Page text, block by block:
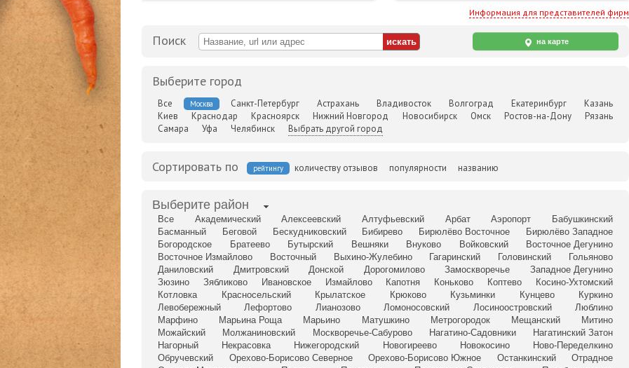
Информация для представителей фирм
Поиск на карте
Выберите город
Все Москва Санкт-Петербург Астрахань Владивосток Волгоград Екатеринбург
Казань
Киев
Краснодар Красноярск Нижний Новгород Новосибирск Омск Ростов-на-Дону
Рязань
Самара
Уфа Челябинск Выбрать другой город
Сортировать по рейтингу количеству отзывов популярности названию
Выберите район
Все Академический Алексеевский Алтуфьевский Арбат Аэропорт
Бабушкинский
Басманный
Беговой Бескудниковский Бибирево Бирюлёво Восточное
Бирюлёво Западное
Богородское
Братеево Бутырский Вешняки Внуково Войковский
Восточное Дегунино
Восточное Измайлово
Восточный Выхино-Жулебино Гагаринский Головинский
Гольяново
Даниловский
Дмитровский Донской Дорогомилово Замоскворечье
Западное Дегунино
Зюзино
Зябликово Ивановское Измайлово Капотня Коньково Коптево
Косино-Ухтомский
Котловка
Красносельский Крылатское Крюково Кузьминки Кунцево
Куркино
Левобережный
Лефортово Лианозово Ломоносовский Лосиноостровский
Люблино
Марфино
Марьина Роща Марьино Матушкино Метрогородок Мещанский
Митино
Можайский
Молжаниновский Москворечье-Сабурово Нагатино-Садовники
Нагатинский Затон
Нагорный
Некрасовка Нижегородский Новогиреево Новокосино
Ново-Переделкино
Обручевский
Орехово-Борисово Северное Орехово-Борисово Южное Останкинский
Отрадное